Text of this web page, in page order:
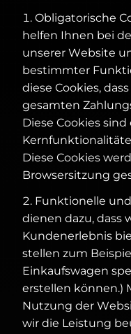
Obligatorische
helfen Ihnen bei
unserer Website
bestimmter
diese Cookies,
gesamten
Diese Cookies
Diese Cookies
Browsersitzung
Funktionelle
dienen dazu, dass
Kundenerlebnis
stellen zum
Einkaufswagen
erstellen können.)
Nutzung der
wir die Leistung